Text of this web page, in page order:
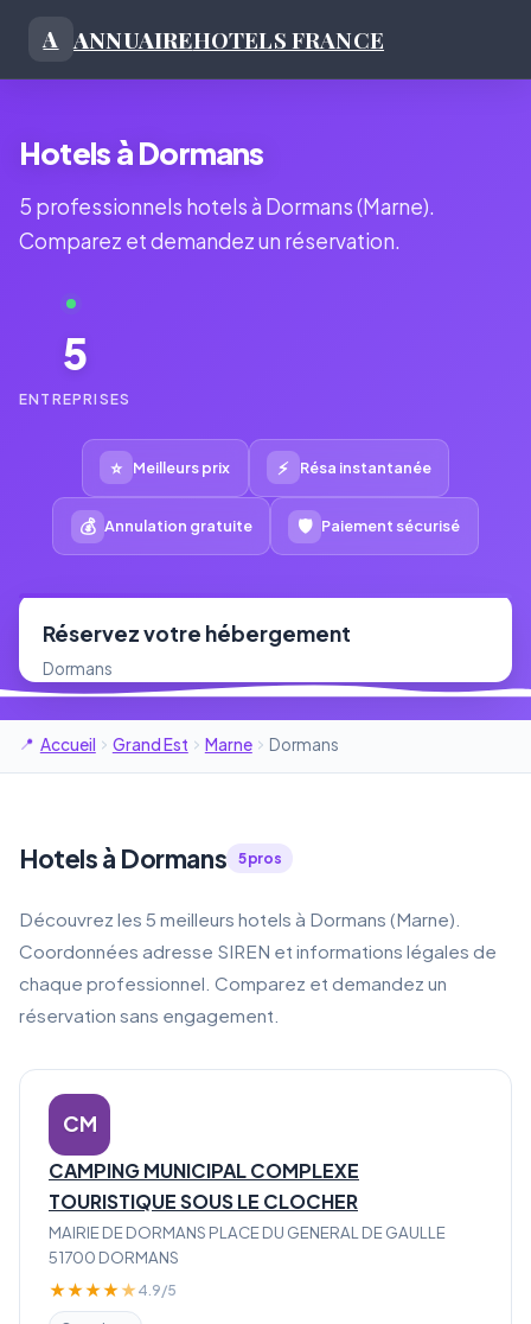
A ANNUAIREHOTELS FRANCE
Hotels à Dormans
5 professionnels hotels à Dormans (Marne).
Comparez et demandez un réservation.
5
ENTREPRISES
⭐ Meilleurs prix ⚡ Résa instantanée
💰 Annulation gratuite 🛡 Paiement sécurisé
Réservez votre hébergement
Dormans
Accueil Grand Est Marne Dormans
Hotels à Dormans 5 pros
Découvrez les 5 meilleurs hotels à Dormans (Marne).
Coordonnées adresse SIREN et informations légales de
chaque professionnel. Comparez et demandez un
réservation sans engagement.
CM
CAMPING MUNICIPAL COMPLEXE
TOURISTIQUE SOUS LE CLOCHER
MAIRIE DE DORMANS PLACE DU GENERAL DE GAULLE
51700 DORMANS
★★★★★ 4.9/5